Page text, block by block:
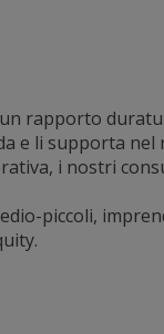
rapporto
e li supporta
i nostri
piccoli,